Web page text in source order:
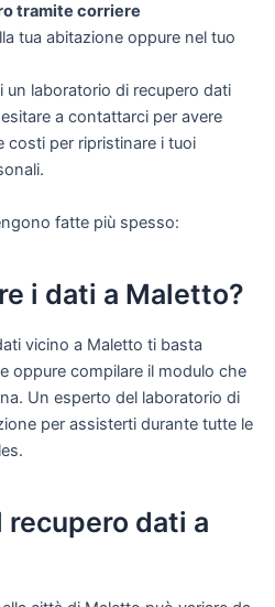
tramite corriere
tua abitazione oppure nel tuo
un laboratorio di recupero dati
a contattarci per avere
costi per ripristinare i tuoi
fatte più spesso:
i dati a Maletto?
vicino a Maletto ti basta
oppure compilare il modulo che
Un esperto del laboratorio di
per assisterti durante tutte le
recupero dati a